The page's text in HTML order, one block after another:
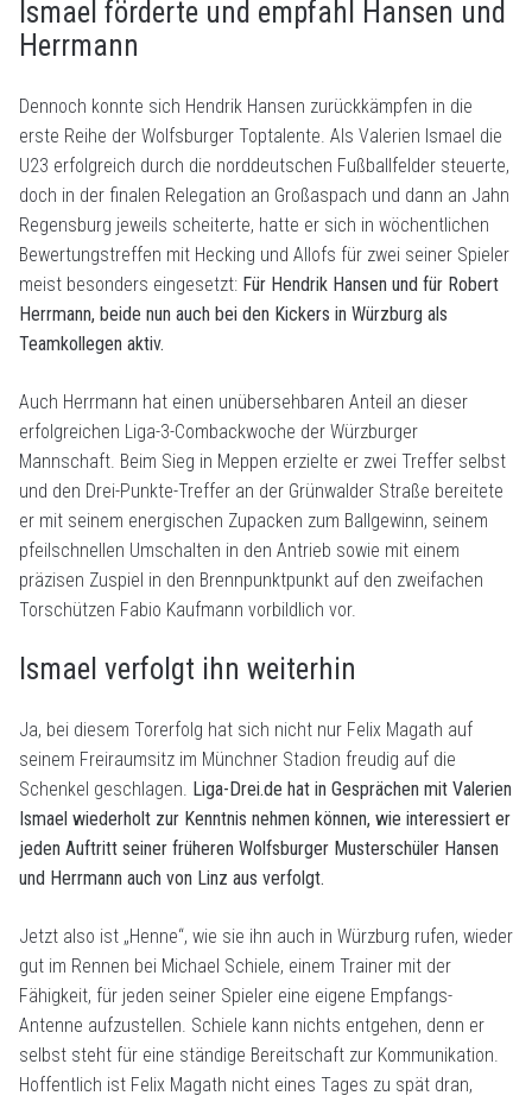
Ismael förderte und empfahl Hansen und
Herrmann
Dennoch konnte sich Hendrik Hansen zurückkämpfen in die
erste Reihe der Wolfsburger Toptalente. Als Valerien Ismael die
U23 erfolgreich durch die norddeutschen Fußballfelder steuerte,
doch in der finalen Relegation an Großaspach und dann an Jahn
Regensburg jeweils scheiterte, hatte er sich in wöchentlichen
Bewertungstreffen mit Hecking und Allofs für zwei seiner Spieler
meist besonders eingesetzt: Für Hendrik Hansen und für Robert
Herrmann, beide nun auch bei den Kickers in Würzburg als
Teamkollegen aktiv.
Auch Herrmann hat einen unübersehbaren Anteil an dieser
erfolgreichen Liga-3-Combackwoche der Würzburger
Mannschaft. Beim Sieg in Meppen erzielte er zwei Treffer selbst
und den Drei-Punkte-Treffer an der Grünwalder Straße bereitete
er mit seinem energischen Zupacken zum Ballgewinn, seinem
pfeilschnellen Umschalten in den Antrieb sowie mit einem
präzisen Zuspiel in den Brennpunktpunkt auf den zweifachen
Torschützen Fabio Kaufmann vorbildlich vor.
Ismael verfolgt ihn weiterhin
Ja, bei diesem Torerfolg hat sich nicht nur Felix Magath auf
seinem Freiraumsitz im Münchner Stadion freudig auf die
Schenkel geschlagen. Liga-Drei.de hat in Gesprächen mit Valerien
Ismael wiederholt zur Kenntnis nehmen können, wie interessiert er
jeden Auftritt seiner früheren Wolfsburger Musterschüler Hansen
und Herrmann auch von Linz aus verfolgt.
Jetzt also ist „Henne“, wie sie ihn auch in Würzburg rufen, wieder
gut im Rennen bei Michael Schiele, einem Trainer mit der
Fähigkeit, für jeden seiner Spieler eine eigene Empfangs-
Antenne aufzustellen. Schiele kann nichts entgehen, denn er
selbst steht für eine ständige Bereitschaft zur Kommunikation.
Hoffentlich ist Felix Magath nicht eines Tages zu spät dran,